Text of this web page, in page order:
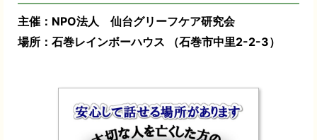
主催：NPO法人 仙台グリーフケア研究会
場所：石巻レインボーハウス （石巻市中里2-2-3）